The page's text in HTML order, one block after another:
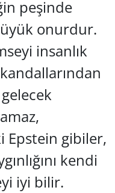
peşinde
onurdur.
insanlık
gelecek
Epstein gibiler,
kendi
iyi bilir.